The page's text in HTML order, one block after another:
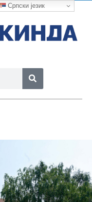
Српски језик